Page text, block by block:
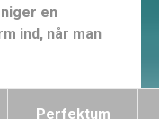
en
ind, når man
Perfektum